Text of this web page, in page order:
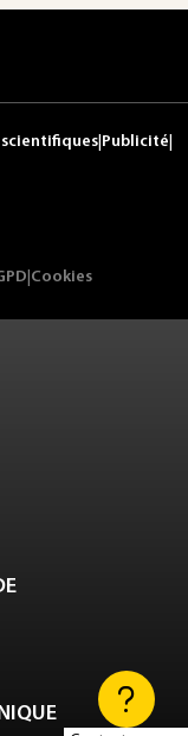
scientifiques Publicité
Cookies